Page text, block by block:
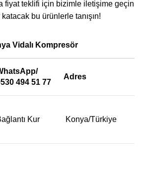
fiyat teklifi için bizimle iletişime geçin
bu ürünlerle tanışın!
Vidalı Kompresör
494 51 77
Adres
Kur Konya/Türkiye